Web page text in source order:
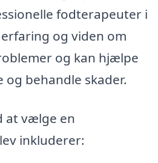
fodterapeuter i
og viden om
og kan hjælpe
behandle skader.
at vælge en
inkluderer: